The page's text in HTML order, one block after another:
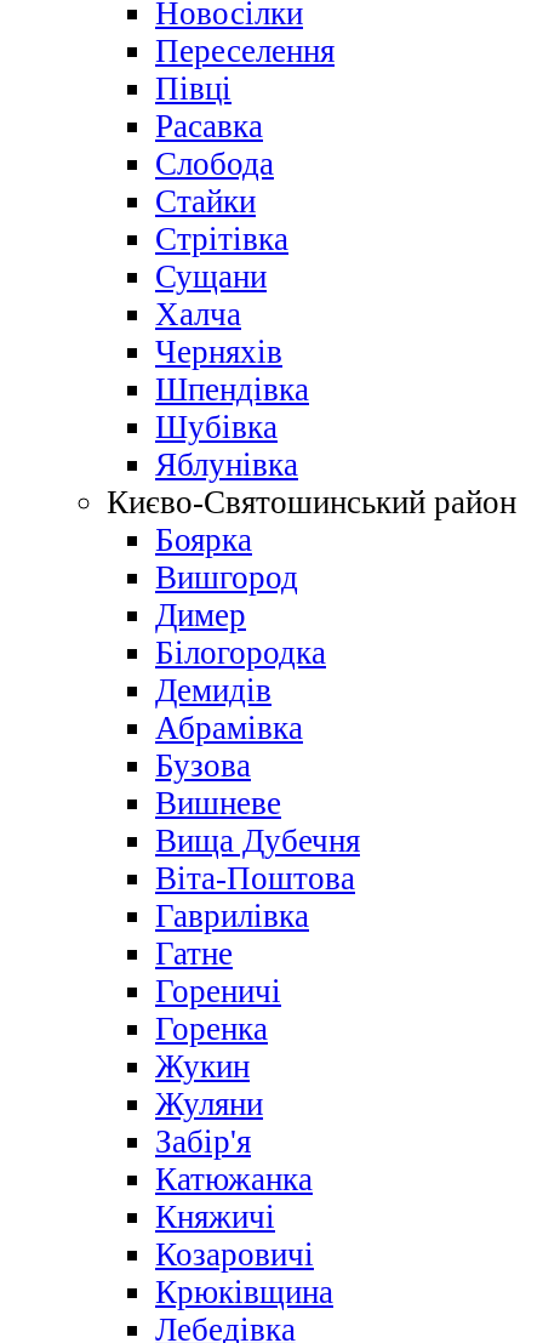
Новосілки
Переселення
Півці
Расавка
Слобода
Стайки
Стрітівка
Сущани
Халча
Черняхів
Шпендівка
Шубівка
Яблунівка
Києво-Святошинський район
Боярка
Вишгород
Димер
Білогородка
Демидів
Абрамівка
Бузова
Вишневе
Вища Дубечня
Віта-Поштова
Гаврилівка
Гатне
Гореничі
Горенка
Жукин
Жуляни
Забір'я
Катюжанка
Княжичі
Козаровичі
Крюківщина
Лебедівка